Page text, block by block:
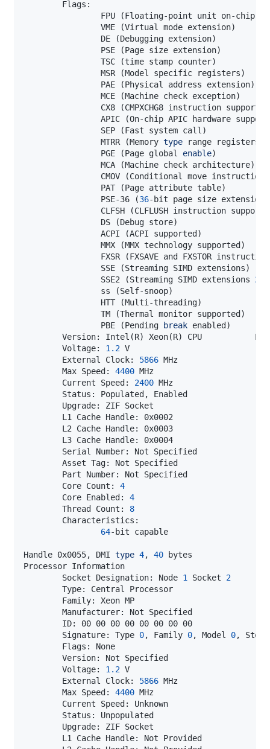
                FPU
(Floating-point unit on-chip
                VME
(Virtual mode extension)
                DE
(Debugging extension)
                PSE
(Page size extension)
                TSC
(time stamp counter)
                MSR
(Model specific registers)
                PAE
(Physical address extension)
                MCE
(Machine check exception)
                CX8
(CMPXCHG8 instruction supported
                APIC
(On-chip APIC hardware
                SEP
(Fast system call )
                MTRR
(Memory type range registers
                PGE
(Page global enable)
                MCA
(Machine check architecture)
                CMOV
(Conditional move instruction
                PAT
(Page attribute table)
                PSE-36
(36-bit page size extension
                CLFSH
(CLFLUSH instruction
                DS
(Debug store)
                ACPI
(ACPI supported )
                MMX
(MMX technology supported )
                FXSR
(FXSAVE and FXSTOR
                SSE
(Streaming SIMD extensions)
                SSE2
(Streaming SIMD extensions 2
                ss
(Self-snoop)
                HTT
(Multi-threading)
                TM
(Thermal monitor supported )
                PBE
(Pending break enabled )
        Version: Intel
(R) Xeon(R)
CPU
        Voltage:
1.2
        External Clock:
5866
        Max Speed:
4400
        Current Speed:
2400
        Core Count:
4
        Core Enabled:
4
        Thread Count:
8
64
Handle 0x0055, DMI type 4, 40
        Socket Designation: Node
1 Socket 2
        Signature: Type
0, Family 0, Model 0,
        Voltage:
1.2
        External Clock:
5866
        Max Speed:
4400